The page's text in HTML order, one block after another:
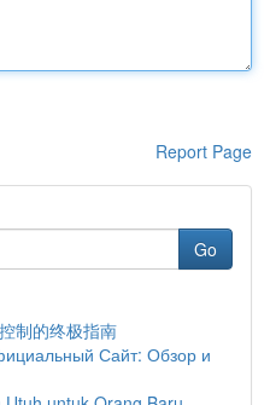
Report Page
Go
制的终极指南
Сайт: Обзор и